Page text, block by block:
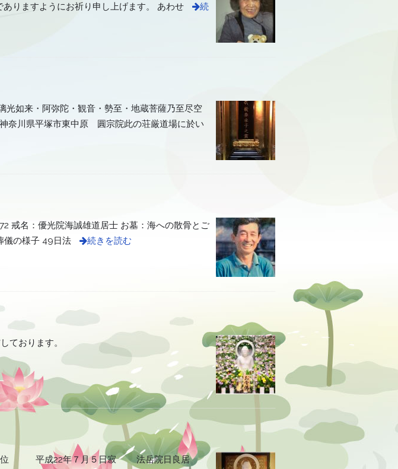
りますようにお祈り申し上げます。 あわせ
続
光如来・阿弥陀・観音・勢至・地蔵菩薩乃至尽空
奈川県平塚市東中原 圓宗院此の荘厳道場に於い
名：優光院海誠雄道居士 お墓：海への散骨とご
の様子 49日法
続きを読む
おります。
平成22年７月５日寂 法岳院日良居